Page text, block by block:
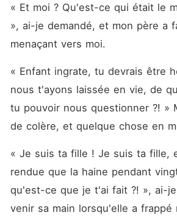
« Et moi ? Qu'est-ce qui était le
», ai-je demandé, et mon père a
menaçant vers moi.
« Enfant ingrate, tu devrais être
nous t'ayons laissée en vie, de
tu pouvoir nous questionner ?! »
de colère, et quelque chose en
« Je suis ta fille ! Je suis ta fille,
rendue que la haine pendant
qu'est-ce que je t'ai fait ?! », ai-
venir sa main lorsqu'elle a frappé